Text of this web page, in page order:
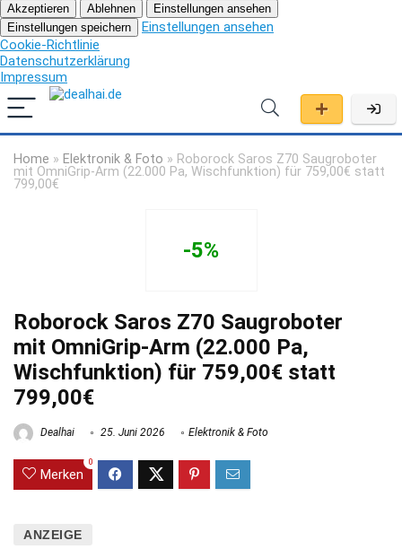
Akzeptieren Ablehnen
Einstellungen ansehen
Einstellungen speichern
Einstellungen ansehen
Cookie-Richtlinie
Datenschutzerklärung
Impressum
Home » Elektronik & Foto » Roborock Saros Z70 Saugroboter
mit OmniGrip-Arm (22.000 Pa, Wischfunktion) für 759,00€ statt
799,00€
-5%
Roborock Saros Z70 Saugroboter
mit OmniGrip-Arm (22.000 Pa,
Wischfunktion) für 759,00€ statt
799,00€
Dealhai 25. Juni 2026 Elektronik & Foto
Merken
0
ANZEIGE